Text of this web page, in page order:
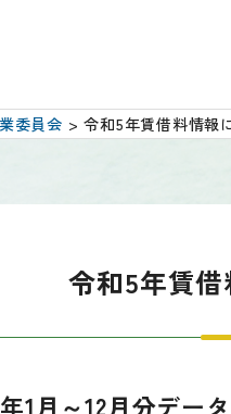
委員会 > 令和5年賃借料情報
令和5年賃
1月～12月分データ